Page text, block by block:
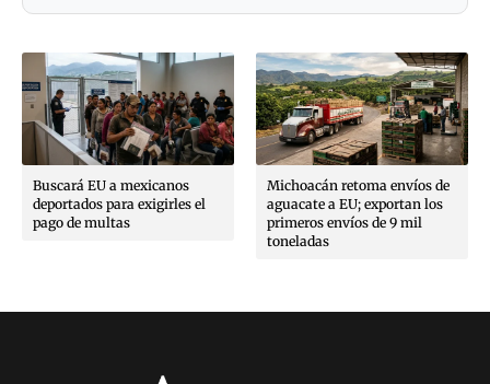
Buscará EU a mexicanos
deportados para exigirles el
pago de multas
Michoacán retoma envíos de
aguacate a EU; exportan los
primeros envíos de 9 mil
toneladas